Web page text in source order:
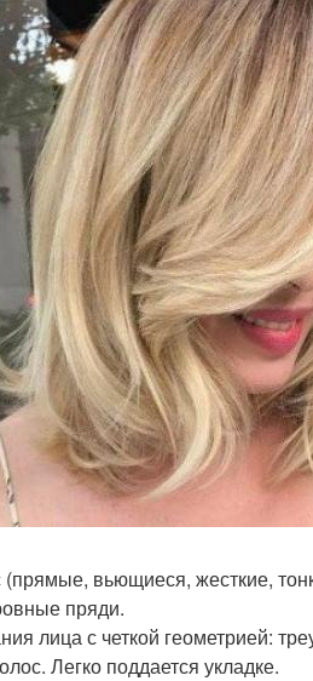
вьющиеся, жесткие,
пряди.
лица с четкой геометрией:
Легко поддается укладке.